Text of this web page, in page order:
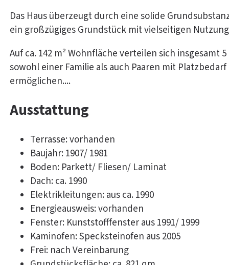
Das Haus überzeugt durch eine solide
ein großzügiges Grundstück mit vielseitigen
Auf ca. 142 m² Wohnfläche verteilen sich insgesamt
sowohl einer Familie als auch Paaren mit
ermöglichen....
Ausstattung
Terrasse: vorhanden
Baujahr: 1907/ 1981
Boden: Parkett/ Fliesen/ Laminat
Dach: ca. 1990
Elektrikleitungen: aus ca. 1990
Energieausweis: vorhanden
Fenster: Kunststofffenster aus 1991/ 1999
Kaminofen: Specksteinofen aus 2005
Frei: nach Vereinbarung